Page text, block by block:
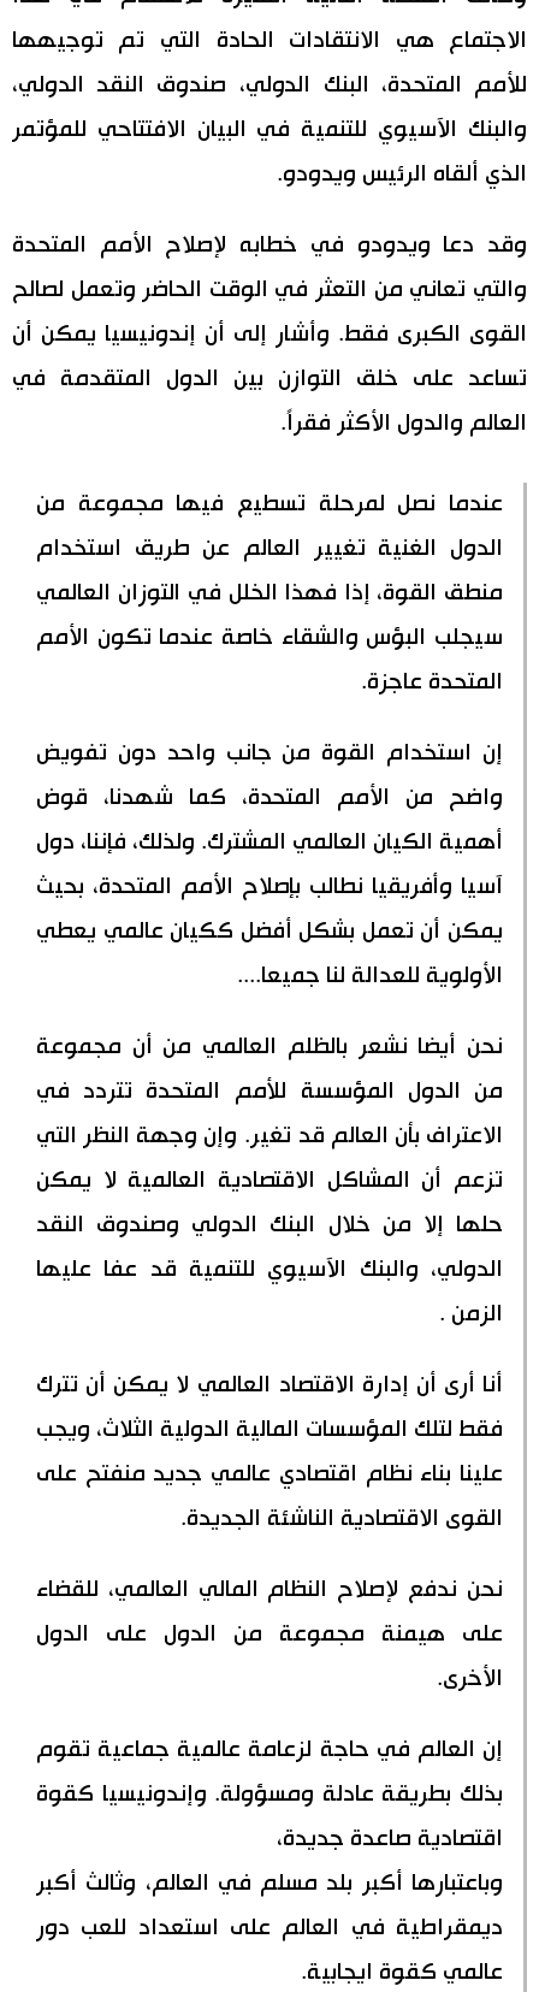
الاجتماع هي الانتقادات الحادة التي تم توجيهها
للأمم المتحدة، البنك الدولي، صندوق النقد الدولي،
والبنك الآسيوي للتنمية في البيان الافتتاحي للمؤتمر
الذي ألقاه الرئيس ويدودو.
وقد دعا ويدودو في خطابه لإصلاح الأمم المتحدة
والتي تعاني من التعثر في الوقت الحاضر وتعمل لصالح
القوى الكبرى فقط. وأشار إلى أن إندونيسيا يمكن أن
تساعد على خلق التوازن بين الدول المتقدمة في
العالم والدول الأكثر فقراً.
عندما نصل لمرحلة تسطيع فيها مجموعة من
الدول الغنية تغيير العالم عن طريق استخدام
منطق القوة، إذا فهذا الخلل في التوزان العالمي
سيجلب البؤس والشقاء خاصة عندما تكون الأمم
المتحدة عاجزة.
إن استخدام القوة من جانب واحد دون تفويض
واضح من الأمم المتحدة، كما شهدنا، قوض
أهمية الكيان العالمي المشترك. ولذلك، فإننا، دول
آسيا وأفريقيا نطالب بإصلاح الأمم المتحدة، بحيث
يمكن أن تعمل بشكل أفضل ككيان عالمي يعطي
الأولوية للعدالة لنا جميعا....
نحن أيضا نشعر بالظلم العالمي من أن مجموعة
من الدول المؤسسة للأمم المتحدة تتردد في
الاعتراف بأن العالم قد تغير. وإن وجهة النظر التي
تزعم أن المشاكل الاقتصادية العالمية لا يمكن
حلها إلا من خلال البنك الدولي وصندوق النقد
الدولي، والبنك الآسيوي للتنمية قد عفا عليها
الزمن .
أنا أرى أن إدارة الاقتصاد العالمي لا يمكن أن تترك
فقط لتلك المؤسسات المالية الدولية الثلاث، ويجب
علينا بناء نظام اقتصادي عالمي جديد منفتح على
القوى الاقتصادية الناشئة الجديدة.
نحن ندفع لإصلاح النظام المالي العالمي، للقضاء
على هيمنة مجموعة من الدول على الدول
الأخرى.
إن العالم في حاجة لزعامة عالمية جماعية تقوم
بذلك بطريقة عادلة ومسؤولة. وإندونيسيا كقوة
اقتصادية صاعدة جديدة،
وباعتبارها أكبر بلد مسلم في العالم، وثالث أكبر
ديمقراطية في العالم على استعداد للعب دور
عالمي كقوة ايجابية.